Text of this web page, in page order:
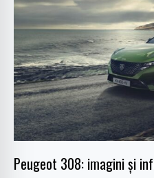
Peugeot 308: imagini și
și
informații
oficiale